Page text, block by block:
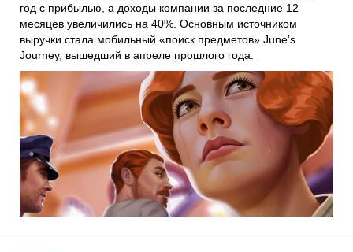
год с прибылью, а доходы компании за последние 12
месяцев увеличились на 40%. Основным источником
выручки стала мобильный «поиск предметов» June’s
Journey, вышедший в апреле прошлого года.